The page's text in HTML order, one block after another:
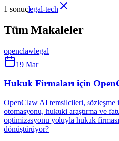
1 sonuçlegal-tech
Tüm Makaleler
openclawlegal
19 Mar
Hukuk Firmaları için
OpenClaw AI temsilcileri, sözleşme
otomasyonu, hukuki araştırma ve
optimizasyonu yoluyla hukuk
dönüştürüyor?